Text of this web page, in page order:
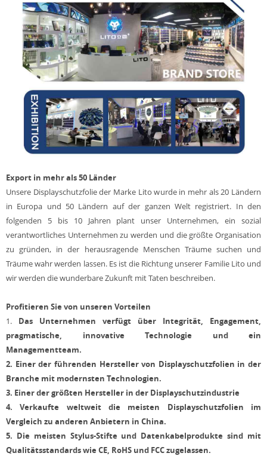
Export in mehr als50 Länder
Unsere Displayschutzfolie der Marke Lito wurde in mehr als 20 Ländern
in Europa und 50 Ländern auf der ganzen Welt registriert. In den
folgenden 5 bis 10 Jahren plant unser Unternehmen, ein sozial
verantwortliches Unternehmen zu werden und die größte Organisation
zu gründen, in der herausragende Menschen Träume suchen und
Träume wahr werden lassen. Es ist die Richtung unserer Familie Lito und
wir werden die wunderbare Zukunft mit Taten beschreiben.
Profitieren Sie von unseren Vorteilen
1. Das Unternehmen verfügt über Integrität, Engagement,
pragmatische, innovative Technologie und ein
Managementteam.
2. Einer der führenden Hersteller von Displayschutzfolien in der
Branche mit modernsten Technologien.
3. Einer der größten Hersteller in der Displayschutzindustrie
4.Verkaufte weltweit die meisten Displayschutzfolien im
Vergleich zu anderen Anbietern in China.
5. Die meisten Stylus-Stifte und Datenkabelprodukte sind mit
Qualitätsstandards wie CE, RoHS und FCC zugelassen.